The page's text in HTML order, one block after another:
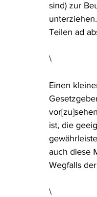
sind) zur
Teilen ad
\
Einen
ist, die
auch diese
Wegfalls
\